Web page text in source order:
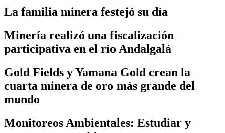
La familia minera festejó su día
Minería realizó una fiscalización
participativa en el río Andalgalá
Gold Fields y Yamana Gold crean la
cuarta minera de oro más grande del
mundo
Monitoreos Ambientales: Estudiar y